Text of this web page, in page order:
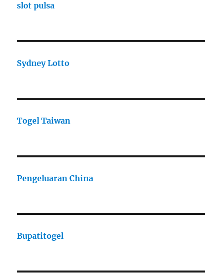
slot pulsa
Sydney Lotto
Togel Taiwan
Pengeluaran China
Bupatitogel